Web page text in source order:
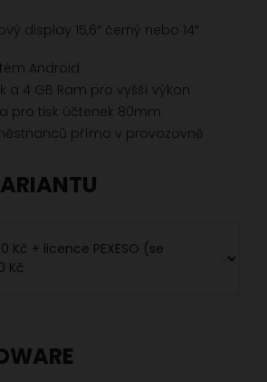
display 15,6″ černý nebo 14″
Android
a 4 GB Ram pro vyšší výkon
pro tisk účtenek 80mm
přímo v provozovně